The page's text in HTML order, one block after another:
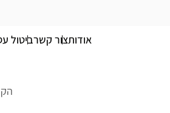
אודותצור קשרביטול